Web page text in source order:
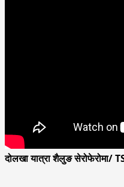
दोलखा यात्रा शैलुङ सेरोफेरोमा/